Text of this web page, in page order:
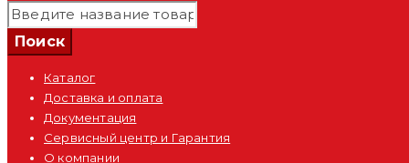
Каталог
Доставка и оплата
Документация
Сервисный центр и Гарантия
О компании